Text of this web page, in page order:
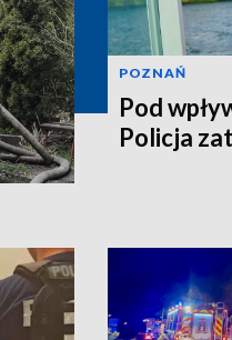
POZNAŃ
Pod
Policja